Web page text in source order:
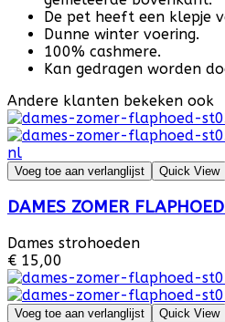
De pet heeft een klepje
Dunne winter voering.
100% cashmere.
Kan gedragen worden
Andere klanten bekeken ook
Voeg toe aan verlanglijst Quick View
DAMES ZOMER
Dames strohoeden
€ 15,00
Voeg toe aan verlanglijst Quick View